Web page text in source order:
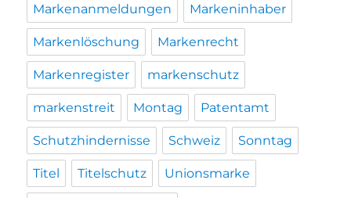
Markenanmeldungen Markeninhaber
Markenlöschung Markenrecht
Markenregister markenschutz
markenstreit Montag Patentamt
Schutzhindernisse Schweiz Sonntag
Titel Titelschutz Unionsmarke